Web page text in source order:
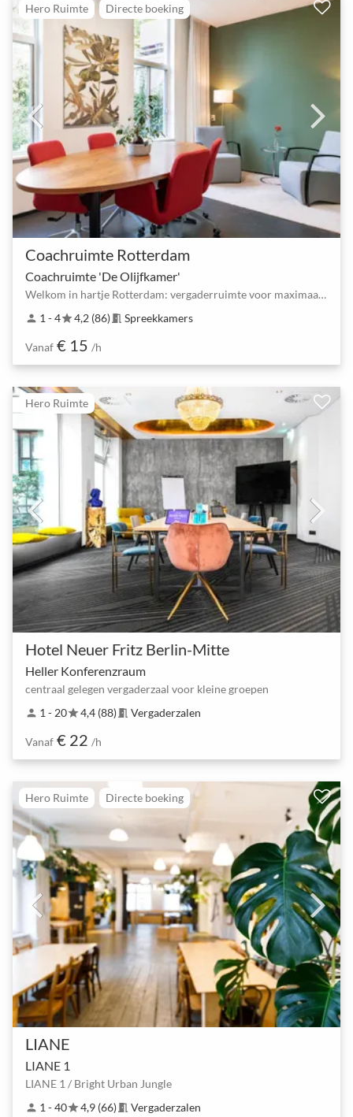
Hero Ruimte Directe boeking
Coachruimte Rotterdam
Coachruimte 'De Olijfkamer'
Welkom in hartje Rotterdam: vergaderruimte voor maximaal 4 personen
person 1 - 4star4,2 (86) meeting_room Spreekkamers
Vanaf € 15 /h
Hero Ruimte
Hotel Neuer Fritz Berlin-Mitte
Heller Konferenzraum
centraal gelegen vergaderzaal voor kleine groepen
person 1 - 20star4,4 (88) meeting_room Vergaderzalen
Vanaf € 22 /h
Hero Ruimte Directe boeking
LIANE
LIANE 1
LIANE 1 / Bright Urban Jungle
person 1 - 40star4,9 (66) meeting_room Vergaderzalen